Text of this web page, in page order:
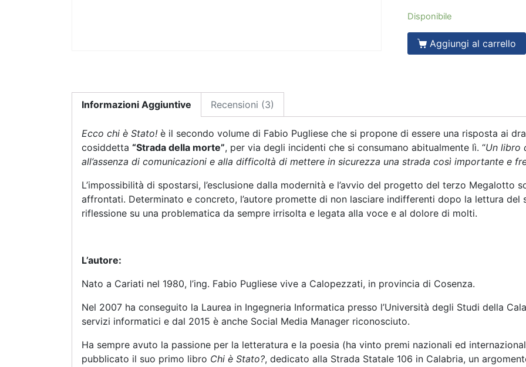
Disponibile
Aggiungi al carrello
Informazioni Aggiuntive Recensioni (3)
Ecco chi è Stato! è il secondo volume di Fabio Pugliese che si propone di essere una risposta ai
cosiddetta “Strada della morte”, per via degli incidenti che si consumano abitualmente lì. “Un libro
all’assenza di comunicazioni e alla difficoltà di mettere in sicurezza una strada così importante e
L’impossibilità di spostarsi, l’esclusione dalla modernità e l’avvio del progetto del terzo Megalotto
affrontati. Determinato e concreto, l’autore promette di non lasciare indifferenti dopo la lettura del
riflessione su una problematica da sempre irrisolta e legata alla voce e al dolore di molti.
L’autore:
Nato a Cariati nel 1980, l’ing. Fabio Pugliese vive a Calopezzati, in provincia di Cosenza.
Nel 2007 ha conseguito la Laurea in Ingegneria Informatica presso l’Università degli Studi della
servizi informatici e dal 2015 è anche Social Media Manager riconosciuto.
Ha sempre avuto la passione per la letteratura e la poesia (ha vinto premi nazionali ed
pubblicato il suo primo libro Chi è Stato?, dedicato alla Strada Statale 106 in Calabria, un